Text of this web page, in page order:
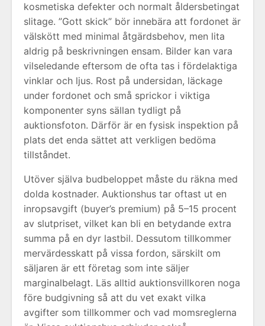
kosmetiska defekter och normalt åldersbetingat
slitage. ”Gott skick” bör innebära att fordonet är
välskött med minimal åtgärdsbehov, men lita
aldrig på beskrivningen ensam. Bilder kan vara
vilseledande eftersom de ofta tas i fördelaktiga
vinklar och ljus. Rost på undersidan, läckage
under fordonet och små sprickor i viktiga
komponenter syns sällan tydligt på
auktionsfoton. Därför är en fysisk inspektion på
plats det enda sättet att verkligen bedöma
tillståndet.
Utöver själva budbeloppet måste du räkna med
dolda kostnader. Auktionshus tar oftast ut en
inropsavgift (buyer’s premium) på 5–15 procent
av slutpriset, vilket kan bli en betydande extra
summa på en dyr lastbil. Dessutom tillkommer
mervärdesskatt på vissa fordon, särskilt om
säljaren är ett företag som inte säljer
marginalbelagt. Läs alltid auktionsvillkoren noga
före budgivning så att du vet exakt vilka
avgifter som tillkommer och vad momsreglerna